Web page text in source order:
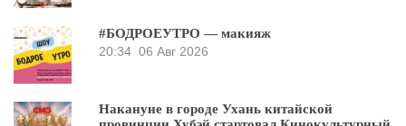
#БОДРОЕУТРО — макияж
20:34 06 Авг 2026
Накануне в городе Ухань китайской